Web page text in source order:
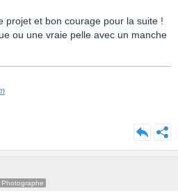
projet et bon courage pour la suite !
ou une vraie pelle avec un manche
Photographe